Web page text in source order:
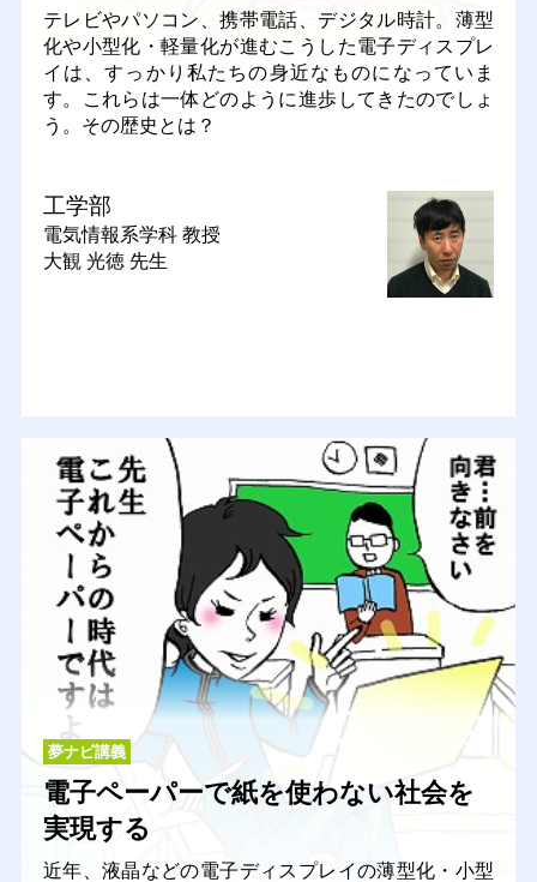
テレビやパソコン、携帯電話、デジタル時計。薄型
化や小型化・軽量化が進むこうした電子ディスプレ
イは、すっかり私たちの身近なものになっていま
す。これらは一体どのように進歩してきたのでしょ
う。その歴史とは？
工学部
電気情報系学科 教授
大観 光徳 先生
夢ナビ講義
電子ペーパーで紙を使わない社会を
実現する
近年、液晶などの電子ディスプレイの薄型化・小型